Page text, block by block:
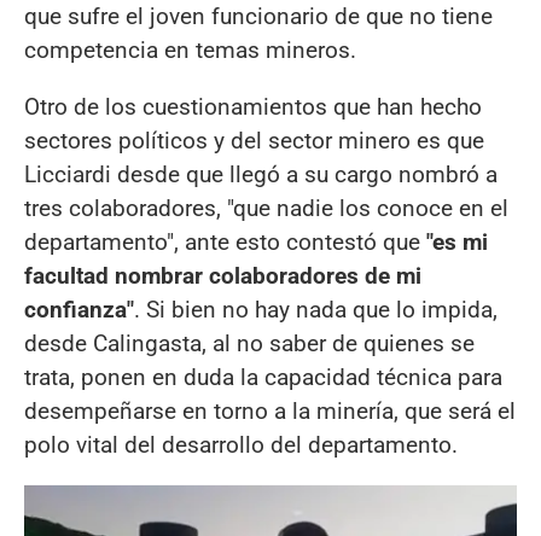
que sufre el joven funcionario de que no tiene
competencia en temas mineros.
Otro de los cuestionamientos que han hecho
sectores políticos y del sector minero es que
Licciardi desde que llegó a su cargo nombró a
tres colaboradores, "que nadie los conoce en el
departamento", ante esto contestó que "es mi
facultad nombrar colaboradores de mi
confianza". Si bien no hay nada que lo impida,
desde Calingasta, al no saber de quienes se
trata, ponen en duda la capacidad técnica para
desempeñarse en torno a la minería, que será el
polo vital del desarrollo del departamento.